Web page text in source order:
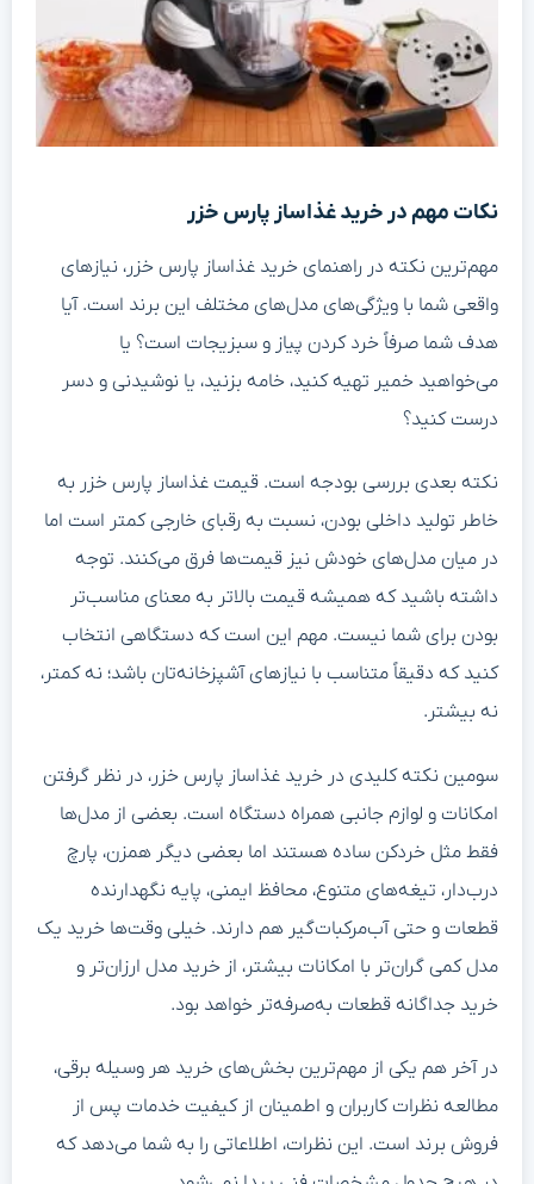
نکات مهم در خرید غذاساز پارس خزر
مهم‌ترین نکته در راهنمای خرید غذاساز پارس خزر، نیازهای
واقعی شما با ویژگی‌های مدل‌های مختلف این برند است. آیا
هدف شما صرفاً خرد کردن پیاز و سبزیجات است؟ یا
می‌خواهید خمیر تهیه کنید، خامه بزنید، یا نوشیدنی و دسر
درست کنید؟
نکته بعدی بررسی بودجه است. قیمت غذاساز پارس خزر به
خاطر تولید داخلی بودن، نسبت به رقبای خارجی کمتر است اما
در میان مدل‌های خودش نیز قیمت‌ها فرق می‌کنند. توجه
داشته باشید که همیشه قیمت بالاتر به معنای مناسب‌تر
بودن برای شما نیست. مهم این است که دستگاهی انتخاب
کنید که دقیقاً متناسب با نیازهای آشپزخانه‌تان باشد؛ نه کمتر،
نه بیشتر.
سومین نکته کلیدی در خرید غذاساز پارس خزر، در نظر گرفتن
امکانات و لوازم جانبی همراه دستگاه است. بعضی از مدل‌ها
فقط مثل خردکن ساده هستند اما بعضی دیگر همزن، پارچ
درب‌دار، تیغه‌های متنوع، محافظ ایمنی، پایه نگهدارنده
قطعات و حتی آب‌مرکبات‌گیر هم دارند. خیلی وقت‌ها خرید یک
مدل کمی گران‌تر با امکانات بیشتر، از خرید مدل ارزان‌تر و
خرید جداگانه قطعات به‌صرفه‌تر خواهد بود.
در آخر هم یکی از مهم‌ترین بخش‌های خرید هر وسیله برقی،
مطالعه نظرات کاربران و اطمینان از کیفیت خدمات پس از
فروش برند است. این نظرات، اطلاعاتی را به شما می‌دهد که